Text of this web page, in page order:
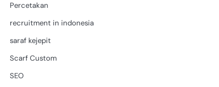
Percetakan
recruitment in indonesia
saraf kejepit
Scarf Custom
SEO